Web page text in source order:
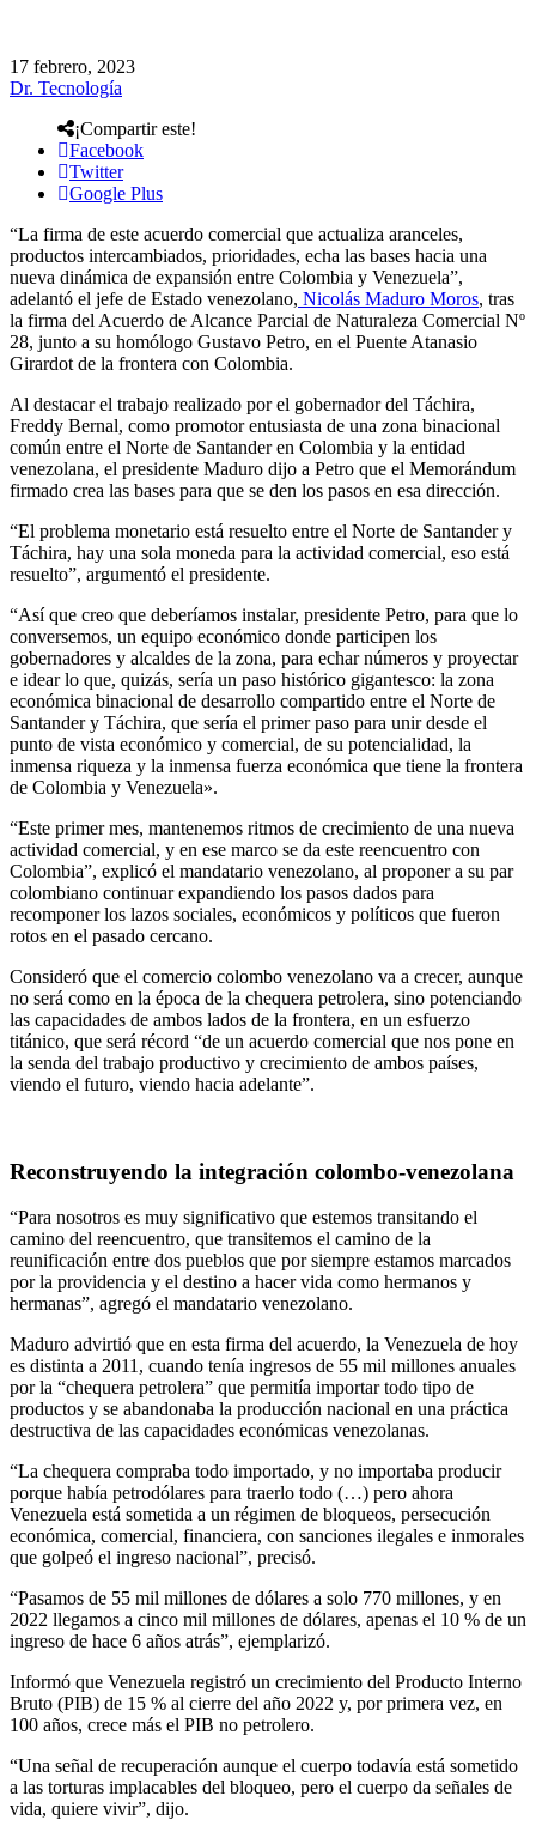
17 febrero, 2023
Dr. Tecnología
¡Compartir este!
Facebook
Twitter
Google Plus
“La firma de este acuerdo comercial que actualiza aranceles,
productos intercambiados, prioridades, echa las bases hacia una
nueva dinámica de expansión entre Colombia y Venezuela”,
adelantó el jefe de Estado venezolano, Nicolás Maduro Moros, tras
la firma del Acuerdo de Alcance Parcial de Naturaleza Comercial Nº
28, junto a su homólogo Gustavo Petro, en el Puente Atanasio
Girardot de la frontera con Colombia.
Al destacar el trabajo realizado por el gobernador del Táchira,
Freddy Bernal, como promotor entusiasta de una zona binacional
común entre el Norte de Santander en Colombia y la entidad
venezolana, el presidente Maduro dijo a Petro que el Memorándum
firmado crea las bases para que se den los pasos en esa dirección.
“El problema monetario está resuelto entre el Norte de Santander y
Táchira, hay una sola moneda para la actividad comercial, eso está
resuelto”, argumentó el presidente.
“Así que creo que deberíamos instalar, presidente Petro, para que lo
conversemos, un equipo económico donde participen los
gobernadores y alcaldes de la zona, para echar números y proyectar
e idear lo que, quizás, sería un paso histórico gigantesco: la zona
económica binacional de desarrollo compartido entre el Norte de
Santander y Táchira, que sería el primer paso para unir desde el
punto de vista económico y comercial, de su potencialidad, la
inmensa riqueza y la inmensa fuerza económica que tiene la frontera
de Colombia y Venezuela».
“Este primer mes, mantenemos ritmos de crecimiento de una nueva
actividad comercial, y en ese marco se da este reencuentro con
Colombia”, explicó el mandatario venezolano, al proponer a su par
colombiano continuar expandiendo los pasos dados para
recomponer los lazos sociales, económicos y políticos que fueron
rotos en el pasado cercano.
Consideró que el comercio colombo venezolano va a crecer, aunque
no será como en la época de la chequera petrolera, sino potenciando
las capacidades de ambos lados de la frontera, en un esfuerzo
titánico, que será récord “de un acuerdo comercial que nos pone en
la senda del trabajo productivo y crecimiento de ambos países,
viendo el futuro, viendo hacia adelante”.
Reconstruyendo la integración colombo-venezolana
“Para nosotros es muy significativo que estemos transitando el
camino del reencuentro, que transitemos el camino de la
reunificación entre dos pueblos que por siempre estamos marcados
por la providencia y el destino a hacer vida como hermanos y
hermanas”, agregó el mandatario venezolano.
Maduro advirtió que en esta firma del acuerdo, la Venezuela de hoy
es distinta a 2011, cuando tenía ingresos de 55 mil millones anuales
por la “chequera petrolera” que permitía importar todo tipo de
productos y se abandonaba la producción nacional en una práctica
destructiva de las capacidades económicas venezolanas.
“La chequera compraba todo importado, y no importaba producir
porque había petrodólares para traerlo todo (…) pero ahora
Venezuela está sometida a un régimen de bloqueos, persecución
económica, comercial, financiera, con sanciones ilegales e inmorales
que golpeó el ingreso nacional”, precisó.
“Pasamos de 55 mil millones de dólares a solo 770 millones, y en
2022 llegamos a cinco mil millones de dólares, apenas el 10 % de un
ingreso de hace 6 años atrás”, ejemplarizó.
Informó que Venezuela registró un crecimiento del Producto Interno
Bruto (PIB) de 15 % al cierre del año 2022 y, por primera vez, en
100 años, crece más el PIB no petrolero.
“Una señal de recuperación aunque el cuerpo todavía está sometido
a las torturas implacables del bloqueo, pero el cuerpo da señales de
vida, quiere vivir”, dijo.